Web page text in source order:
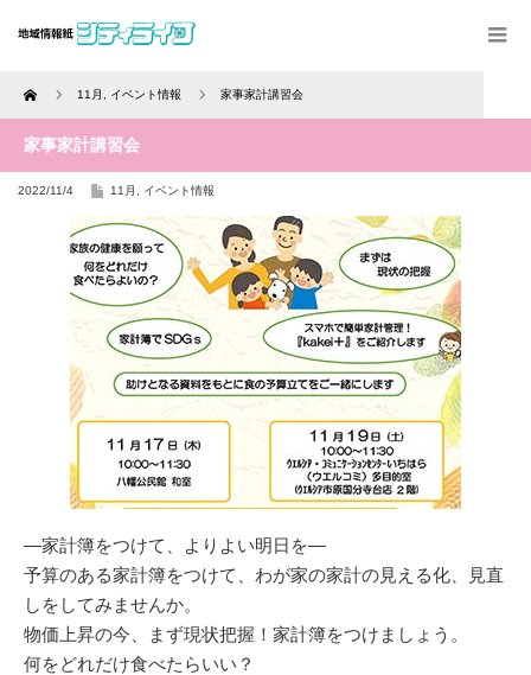
Home 11月 イベント情報 家事家計講習会
家事家計講習会
2022/11/4 11月 イベント情報
―家計簿をつけて、よりよい明日を―
予算のある家計簿をつけて、わが家の家計の見える化、見直
しをしてみませんか。
物価上昇の今、まず現状把握！家計簿をつけましょう。
何をどれだけ食べたらいい？